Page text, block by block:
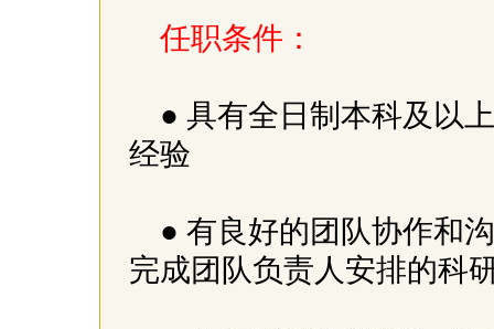
任职条件：
● 具有全日制本科及以
经验
● 有良好的团队协作和
完成团队负责人安排的科